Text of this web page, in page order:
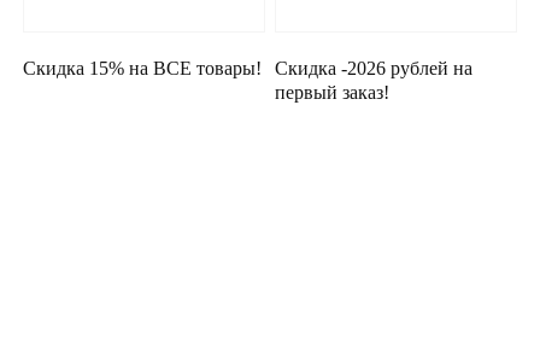
Скидка 15% на ВСЕ товары!
Скидка -2026 рублей на
первый заказ!